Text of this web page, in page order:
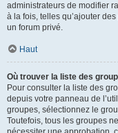
administrateurs de modifier
à la fois, telles qu’ajouter
un forum privé.
Haut
Où trouver la liste des
Pour consulter la liste des
depuis votre panneau de
groupes, sélectionnez le
Toutefois, tous les groupes